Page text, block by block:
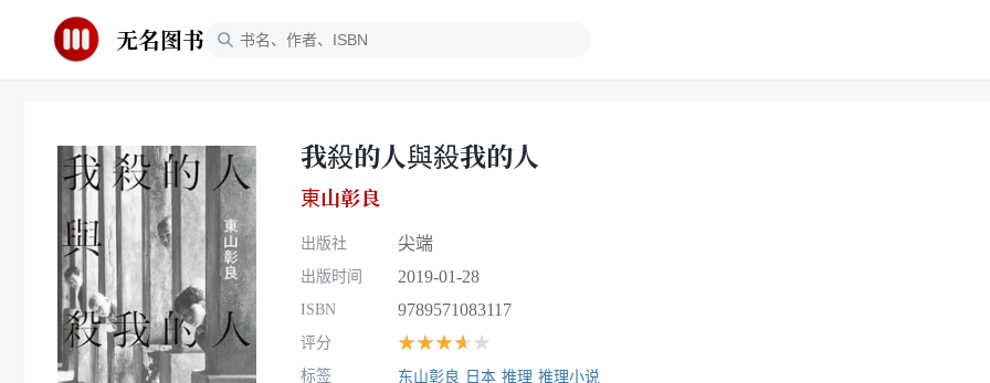
无名图书
我殺的人與殺我的人
東山彰良
出版社 尖端
出版时间 2019-01-28
ISBN 9789571083117
评分 ★★★★★
标签 东山彰良 日本 推理 推理小说